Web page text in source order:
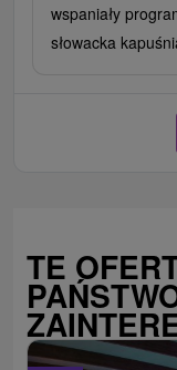
wspaniały
słowacka
TE